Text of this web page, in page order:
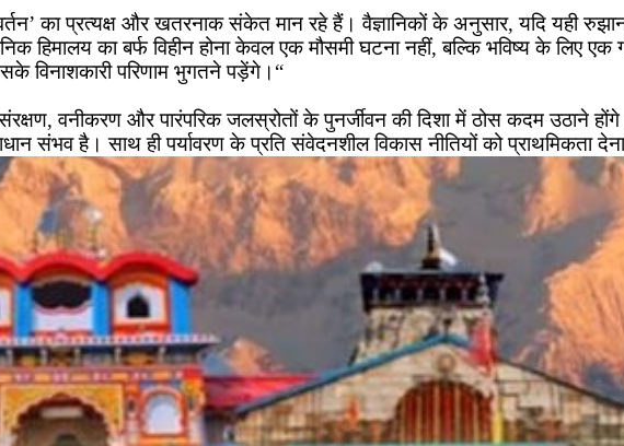
का प्रत्यक्ष और खतरनाक संकेत मान रहे हैं। वैज्ञानिकों के अनुसार, यदि यही रुझान
हिमालय का बर्फ विहीन होना केवल एक मौसमी घटना नहीं, बल्कि भविष्य के लिए
विनाशकारी परिणाम भुगतने पड़ेंगे।“
वनीकरण और पारंपरिक जलस्रोतों के पुनर्जीवन की दिशा में ठोस कदम उठाने
संभव है। साथ ही पर्यावरण के प्रति संवेदनशील विकास नीतियों को प्राथमिकता